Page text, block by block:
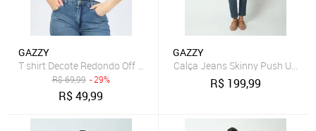
GAZZY
T shirt Decote Redondo Off White GG Gazzy
R$69,99 - 29%
R$49,99
GAZZY
Calça Jeans Skinny Push Up 36
R$ 199,99